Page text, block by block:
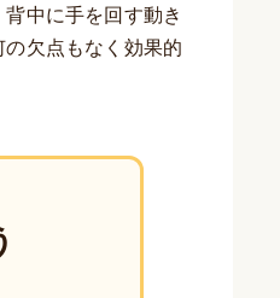
中に手を回す動き
欠点もなく効果的